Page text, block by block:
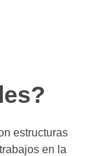
estructuras
en la